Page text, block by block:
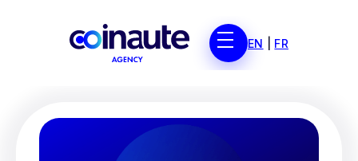
EN FR